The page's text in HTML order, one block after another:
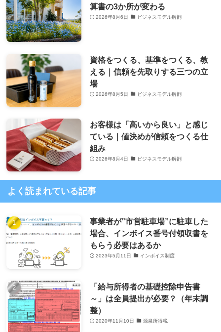
算書の3か所が変わる
2026年8月6日 ビジネスモデル解剖
資格をつくる、基準をつくる、教
える｜信頼を先取りする三つの立
場
2026年8月5日 ビジネスモデル解剖
お客様は「高いから良い」と感じ
ている｜値決めが信頼をつくる仕
組み
2026年8月4日 ビジネスモデル解剖
よく読まれている記事
事業者が”市営駐車場”に駐車した
場合、インボイス番号付領収書を
もらう必要はあるか
2023年5月11日 インボイス制度
「給与所得者の基礎控除申告書
～」は全員提出が必要？（年末調
整）
2020年11月10日 源泉所得税